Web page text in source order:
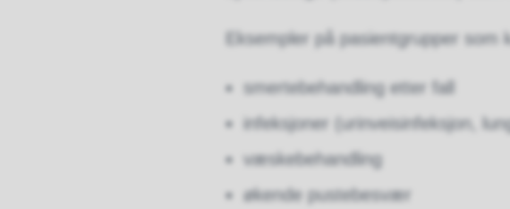
Eksempler på pasientgrupper som
smertebehandling etter fall
infeksjoner (urinveisinfeksjon,
væskebehandling
økende pustebesvær